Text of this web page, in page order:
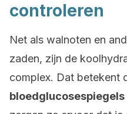
controleren
Net als walnoten en
zaden, zijn de
complex. Dat betekent